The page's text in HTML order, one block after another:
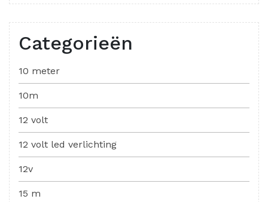
Categorieën
10 meter
10m
12 volt
12 volt led verlichting
12v
15 m